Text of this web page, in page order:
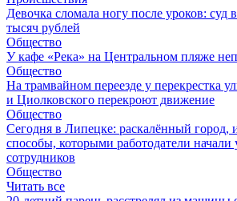
Девочка сломала ногу после уроков: суд
тысяч рублей
Общество
У кафе «Река» на Центральном пляже
Общество
На трамвайном переезде у перекрестка
и Циолковского перекроют движение
Общество
Сегодня в Липецке: раскалённый город,
способы, которыми работодатели начали
сотрудников
Общество
Читать все